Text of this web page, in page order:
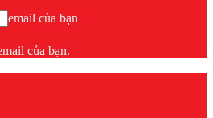
email của bạn
của bạn.